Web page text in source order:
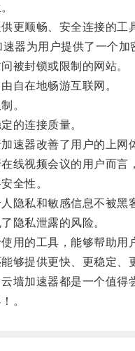
顺畅、安全连接的工
为用户提供了一个加
封锁或限制的网站。
在地畅游互联网。
。
的连接质量。
器改善了用户的上网
视频会议的用户而言
全性。
私和敏感信息不被黑
隐私泄露的风险。
的工具，能够帮助用
提供更快、更稳定、
加速器都是一个值得
。